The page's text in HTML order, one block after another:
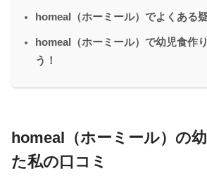
homeal（ホーミール）でよくある
homeal（ホーミール）で幼児食作
う！
homeal（ホーミール）の
た私の口コミ